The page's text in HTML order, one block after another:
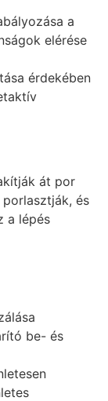
a
elérése
érdekében
át por
és
a lépés
be- és